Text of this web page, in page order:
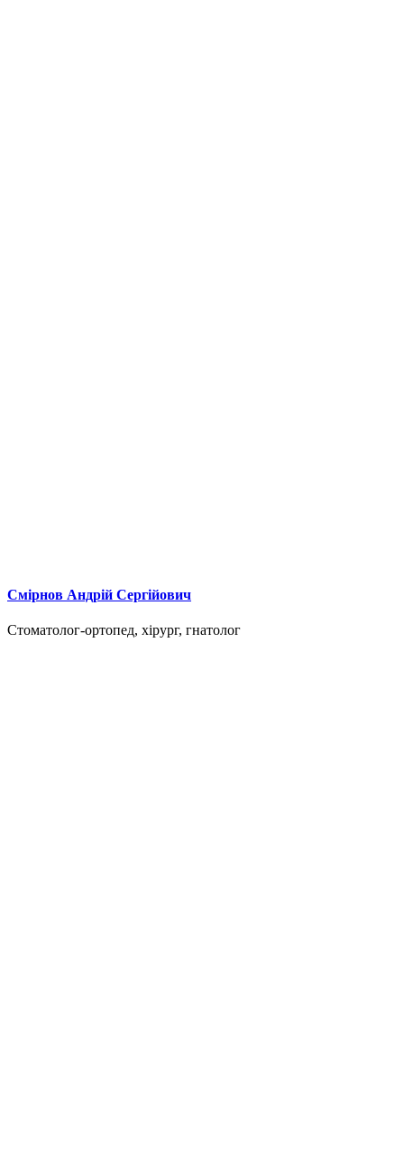
Смірнов Андрій Сергійович
Стоматолог-ортопед, хірург, гнатолог